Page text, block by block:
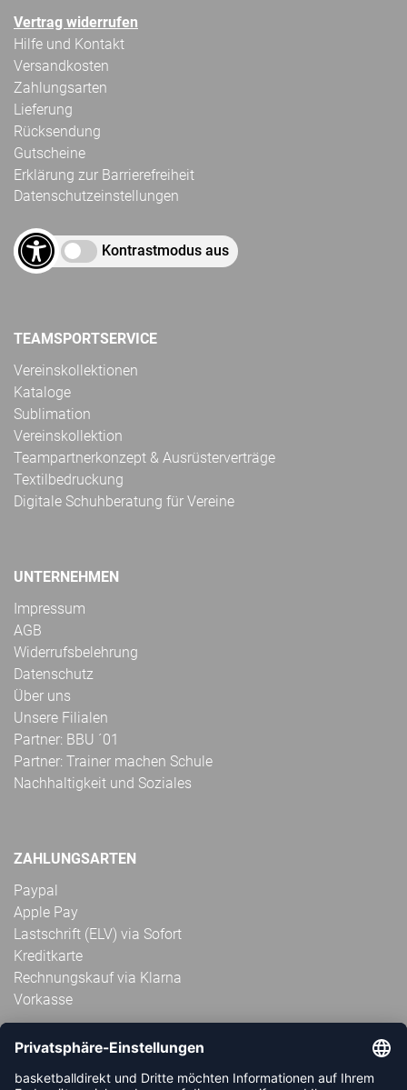
Vertrag widerrufen
Hilfe und Kontakt
Versandkosten
Zahlungsarten
Lieferung
Rücksendung
Gutscheine
Erklärung zur Barrierefreiheit
Datenschutzeinstellungen
Kontrastmodus aus
TEAMSPORTSERVICE
Vereinskollektionen
Kataloge
Sublimation
Vereinskollektion
Teampartnerkonzept & Ausrüsterverträge
Textilbedruckung
Digitale Schuhberatung für Vereine
UNTERNEHMEN
Impressum
AGB
Widerrufsbelehrung
Datenschutz
Über uns
Unsere Filialen
Partner: BBU ´01
Partner: Trainer machen Schule
Nachhaltigkeit und Soziales
ZAHLUNGSARTEN
Paypal
Apple Pay
Lastschrift (ELV) via Sofort
Kreditkarte
Rechnungskauf via Klarna
Vorkasse
ABONNIERE JETZT DEN KOSTENLOSEN
HANDBALLDIREKT-NEWSLETTER UND VERPASSE KEINE